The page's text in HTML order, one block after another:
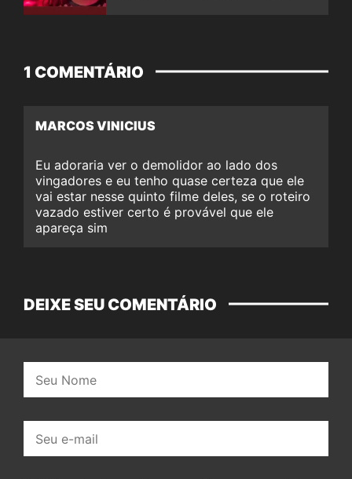
1 COMENTÁRIO
MARCOS VINICIUS
Eu adoraria ver o demolidor ao lado dos
vingadores e eu tenho quase certeza que ele
vai estar nesse quinto filme deles, se o roteiro
vazado estiver certo é provável que ele
apareça sim
DEIXE SEU COMENTÁRIO
mail: